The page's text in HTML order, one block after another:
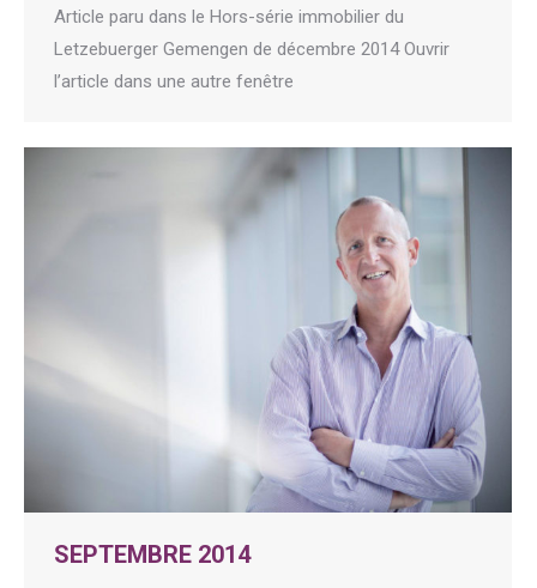
Article paru dans le Hors-série immobilier du
Letzebuerger Gemengen de décembre 2014 Ouvrir
l’article dans une autre fenêtre
SEPTEMBRE 2014